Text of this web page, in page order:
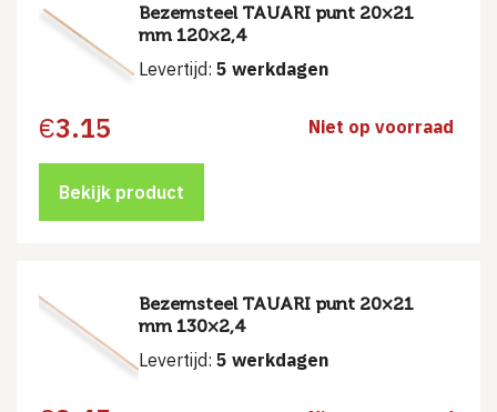
Bezemsteel TAUARI punt 20×21
mm 120×2,4
Levertijd: 5 werkdagen
€3.15 Niet op voorraad
Bekijk product
Bezemsteel TAUARI punt 20×21
mm 130×2,4
Levertijd: 5 werkdagen